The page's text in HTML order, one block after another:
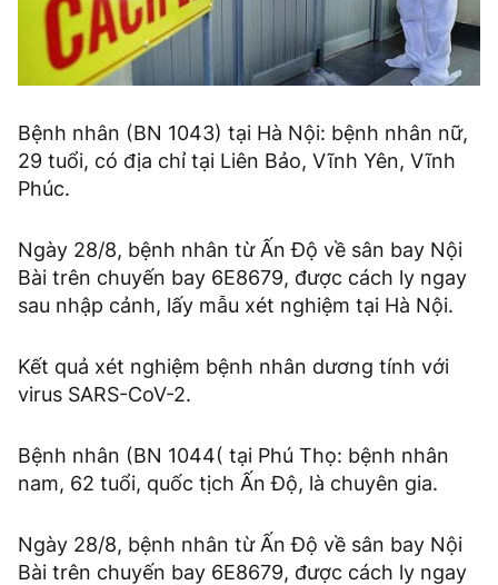
Bệnh nhân (BN 1043) tại Hà Nội: bệnh nhân nữ,
29 tuổi, có địa chỉ tại Liên Bảo, Vĩnh Yên, Vĩnh
Phúc.
Ngày 28/8, bệnh nhân từ Ấn Độ về sân bay Nội
Bài trên chuyến bay 6E8679, được cách ly ngay
sau nhập cảnh, lấy mẫu xét nghiệm tại Hà Nội.
Kết quả xét nghiệm bệnh nhân dương tính với
virus SARS-CoV-2.
Bệnh nhân (BN 1044( tại Phú Thọ: bệnh nhân
nam, 62 tuổi, quốc tịch Ấn Độ, là chuyên gia.
Ngày 28/8, bệnh nhân từ Ấn Độ về sân bay Nội
Bài trên chuyến bay 6E8679, được cách ly ngay